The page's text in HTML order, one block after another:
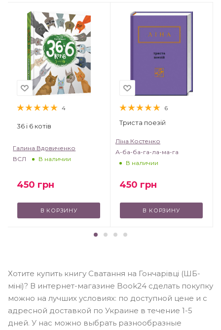
4
36 і 6 котів
Галина Вдовиченко
ВСЛ
В наличии
450 грн
В КОРЗИНУ
6
Триста поезій
Ліна Костенко
А-ба-ба-га-ла-ма-га
В наличии
450 грн
В КОРЗИНУ
Хотите купить книгу Сватання на Гончарівці (ШБ-
міні)? В интернет-магазине Book24 сделать покупку
можно на лучших условиях: по доступной цене и с
адресной доставкой по Украине в течение 1-5
дней. У нас можно выбрать разнообразные